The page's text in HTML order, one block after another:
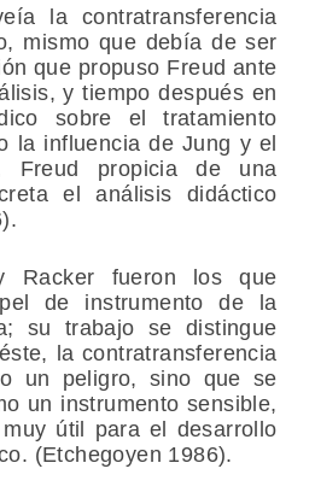
la contratransferencia
mismo que debía de ser
que propuso Freud ante
y tiempo después en
sobre el tratamiento
la influencia de Jung y el
Freud propicia de una
el análisis didáctico
Racker fueron los que
de instrumento de la
su trabajo se distingue
la contratransferencia
un peligro, sino que se
un instrumento sensible,
útil para el desarrollo
(Etchegoyen 1986).